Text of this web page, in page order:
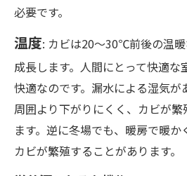
必要です。
温度: カビは20〜30℃前後の温
成長します。人間にとって快適な
快適なのです。漏水による湿気が
周囲より下がりにくく、カビが
ます。逆に冬場でも、暖房で暖
カビが繁殖することがあります。